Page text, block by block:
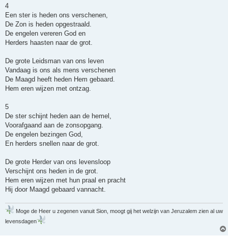
4
Een ster is heden ons verschenen,
De Zon is heden opgestraald.
De engelen vereren God en
Herders haasten naar de grot.
De grote Leidsman van ons leven
Vandaag is ons als mens verschenen
De Maagd heeft heden Hem gebaard.
Hem eren wijzen met ontzag.
5
De ster schijnt heden aan de hemel,
Voorafgaand aan de zonsopgang.
De engelen bezingen God,
En herders snellen naar de grot.
De grote Herder van ons levensloop
Verschijnt ons heden in de grot.
Hem eren wijzen met hun praal en pracht
Hij door Maagd gebaard vannacht.
Moge de Heer u zegenen vanuit Sion, moogt gij het welzijn van Jeruzalem zien al uw
levensdagen